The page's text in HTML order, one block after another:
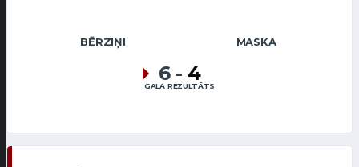
BĒRZIŅI MASKA
6 - 4
GALA REZULTĀTS